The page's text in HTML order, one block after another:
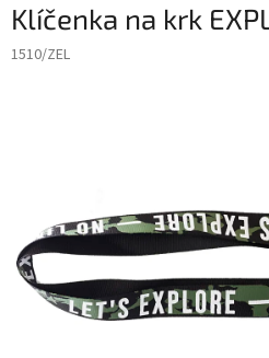
Klíčenka na krk
1510/ZEL